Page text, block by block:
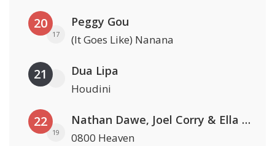
20
17
Peggy Gou
(It Goes Like) Nanana
21 Dua Lipa
Houdini
22
19
Nathan Dawe, Joel Corry & Ella Henderson
0800 Heaven